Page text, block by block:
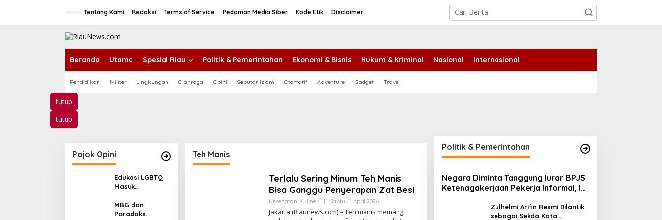
Tentang Kami Redaksi Terms of Service Pedoman Media Siber Kode Etik Disclaimer
Beranda Utama Spesial Riau Politik & Pemerintahan Ekonomi & Bisnis Hukum & Kriminal Nasional Internasional
Pendidikan Militer Lingkungan Olahraga Opini Seputar Islam Otomatif Adventure Gadget Travel
tutup
tutup
Pojok Opini
Edukasi LGBTQ
Masuk
Efektifkah
Menjadi Benteng
MBG dan
Paradoks
Teh Manis
Terlalu Sering Minum Teh Manis
Bisa Ganggu Penyerapan Zat Besi
Kesehatan, Kuliner Sabtu, 11 April 2026O
E
Jakarta (Riaunews.com) – Teh manis memang
Politik & Pemerintahan
Negara Diminta Tanggung Iuran BPJS
Ketenagakerjaan Pekerja Informal, Ini
Zulhelmi Arifin Resmi Dilantik
sebagai Sekda Kota